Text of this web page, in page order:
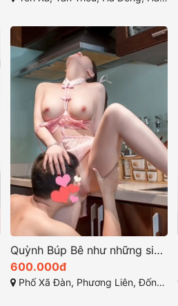
Quỳnh Búp Bê như những siêu mẫu quyến rũ
600.000đ
Phố Xã Đàn, Phương Liên, Đống Đa, Hà Nội